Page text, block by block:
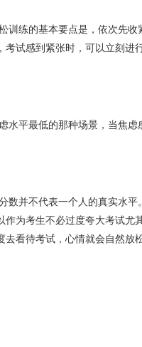
试感到紧张时，可以立刻进
为考生不必过度夸大考试尤
看待考试，心情就会自然放